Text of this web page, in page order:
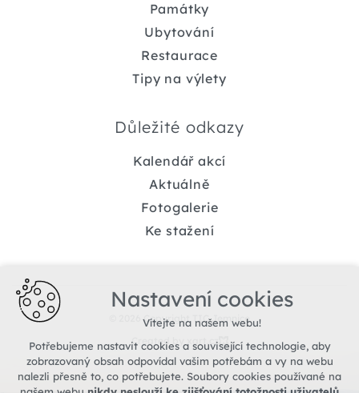
Památky
Ubytování
Restaurace
Tipy na výlety
Důležité odkazy
Kalendář akcí
Aktuálně
Fotogalerie
Ke stažení
© 2026 Copyright TIC Jemnice
Created by xart.cz
Nastavení cookies
Vítejte na našem webu!
Potřebujeme nastavit cookies a související technologie, aby
zobrazovaný obsah odpovídal vašim potřebám a vy na webu
nalezli přesně to, co potřebujete. Soubory cookies používané na